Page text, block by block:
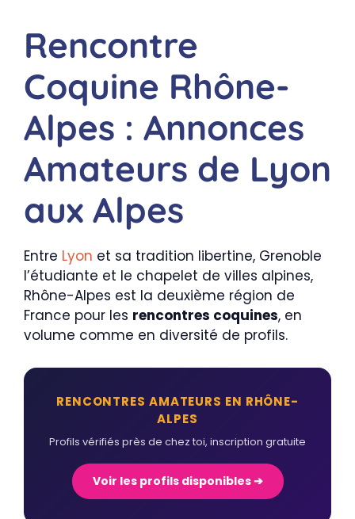
Rencontre
Coquine Rhône-
Alpes : Annonces
Amateurs de Lyon
aux Alpes
Entre Lyon et sa tradition libertine, Grenoble
l’étudiante et le chapelet de villes alpines,
Rhône-Alpes est la deuxième région de
France pour les rencontres coquines, en
volume comme en diversité de profils.
RENCONTRES AMATEURS EN RHÔNE-
ALPES
Profils vérifiés près de chez toi, inscription gratuite
Voir les profils disponibles ➔